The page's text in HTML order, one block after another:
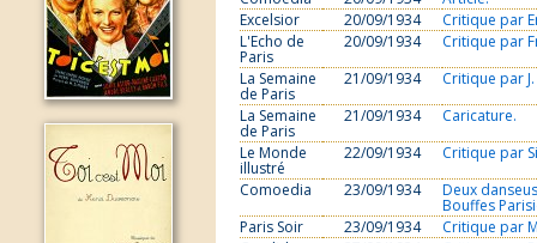
Excelsior
20/09/1934
Critique par
L'Echo de
Paris
20/09/1934
Critique par
La Semaine
de Paris
21/09/1934
Critique par
La Semaine
de Paris
21/09/1934
Caricature.
Le Monde
illustré
22/09/1934
Critique par
Comoedia
23/09/1934 Deux
Bouffes
Paris Soir
23/09/1934
Critique par